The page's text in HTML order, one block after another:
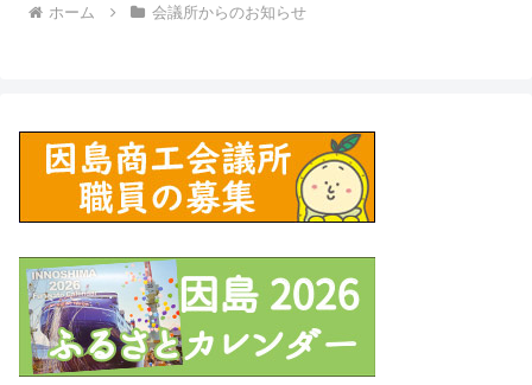
ホーム 会議所からのお知らせ